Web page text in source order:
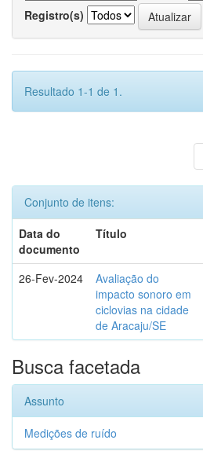
Registro(s)
Resultado 1-1 de 1.
Conjunto de itens:
Data do
documento
Título
26-Fev-2024
Avaliação do
impacto sonoro em
ciclovias na cidade
de Aracaju/SE
Busca facetada
Assunto
Medições de ruído